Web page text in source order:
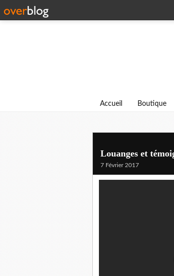
Accueil Boutique
Louanges et
7 Février 2017